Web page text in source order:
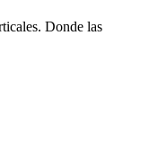
Donde las